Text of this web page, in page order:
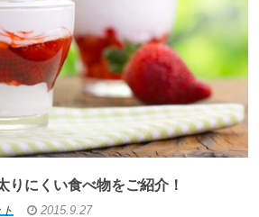
りにくい食べ物をご紹介！
2015.9.27